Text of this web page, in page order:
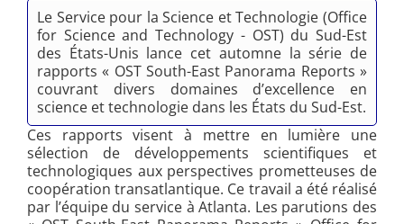
Le Service pour la Science et Technologie (Office
for Science and Technology - OST) du Sud-Est
des États-Unis lance cet automne la série de
rapports « OST South-East Panorama Reports »
couvrant divers domaines d’excellence en
science et technologie dans les États du Sud-Est.
Ces rapports visent à mettre en lumière une
sélection de développements scientifiques et
technologiques aux perspectives prometteuses de
coopération transatlantique. Ce travail a été réalisé
par l’équipe du service à Atlanta. Les parutions des